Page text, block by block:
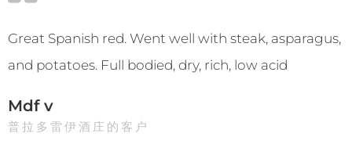
Great Spanish red. Went well with steak, asparagus,
and potatoes. Full bodied, dry, rich, low acid
Mdf v
普拉多雷伊酒庄的客户